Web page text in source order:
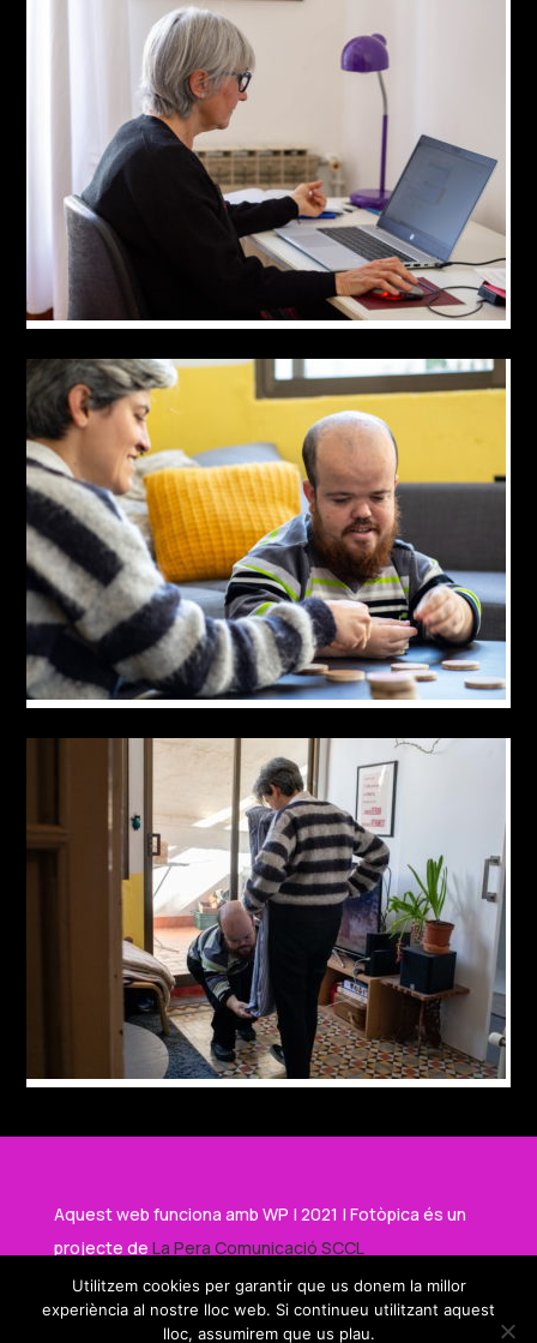
Aquest web funciona amb WP | 2021 | Fotòpica és un
projecte de La Pera Comunicació SCCL
Amb el suport de
Utilitzem cookies per garantir que us donem la millor
experiència al nostre lloc web. Si continueu utilitzant aquest
lloc, assumirem que us plau.